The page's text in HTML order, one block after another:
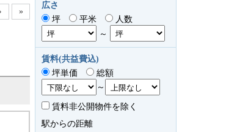
› »
広さ
坪
平米
人数
～
賃料(共益費込)
坪単価
総額
～
賃料非公開物件を除く
駅からの距離